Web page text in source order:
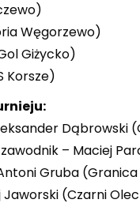
Węgorzewo)
Giżycko)
Korsze)
Dąbrowski
– Maciej
Gruba
(Czarni